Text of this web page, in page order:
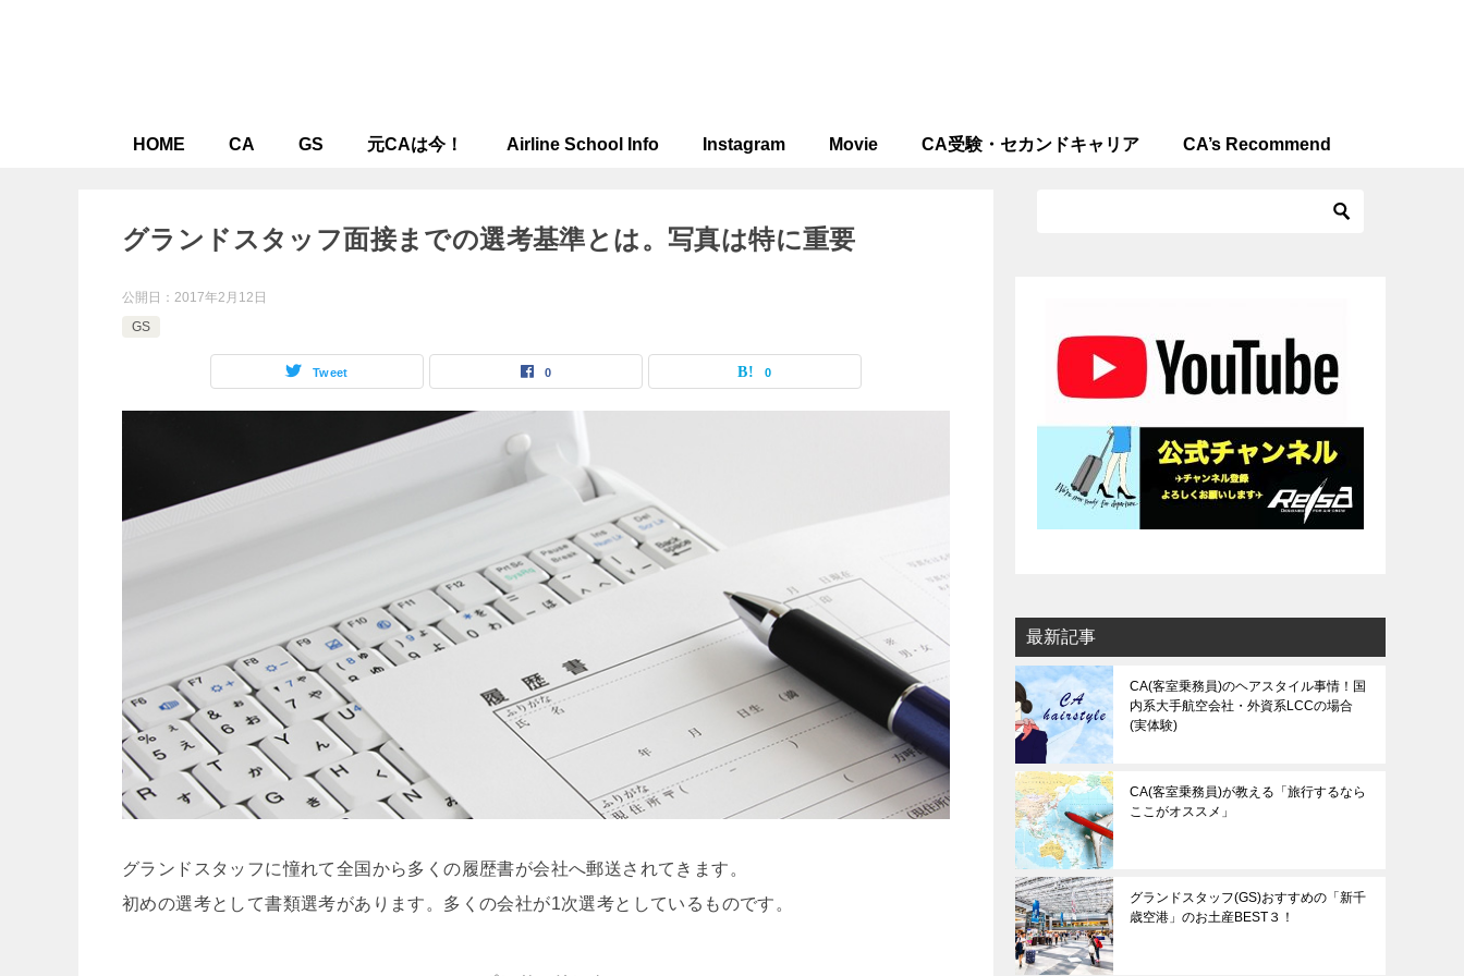
HOME CA GS 元CAは今！ Airline School Info Instagram Movie CA受験・セカンドキャリア CA’s Recommend
グランドスタッフ面接までの選考基準とは。写真は特に重要
公開日： 2017年2月12日
GS
Tweet 0 0
グランドスタッフに憧れて全国から多くの履歴書が会社へ郵送されてきます。
初めの選考として書類選考があります。多くの会社が1次選考としているものです。
最新記事
CA(客室乗務員)のヘアスタイル事情！国
内系大手航空会社・外資系LCCの場合
(実体験)
CA(客室乗務員)が教える「旅行するなら
ここがオススメ」
グランドスタッフ(GS)おすすめの「新千
歳空港」のお土産BEST３！